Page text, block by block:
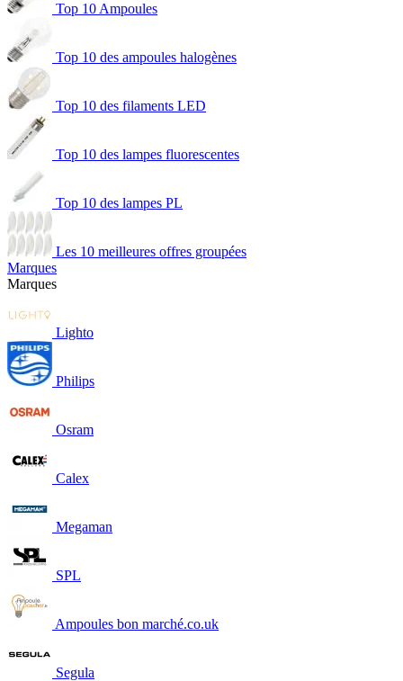
Top 10 Ampoules
Top 10 des ampoules halogènes
Top 10 des filaments LED
Top 10 des lampes fluorescentes
Top 10 des lampes PL
Les 10 meilleures offres groupées
Marques
Marques
Lighto
Philips
Osram
Calex
Megaman
SPL
Ampoules bon marché.co.uk
Segula